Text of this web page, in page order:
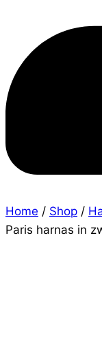
Home / Shop /
Paris harnas in